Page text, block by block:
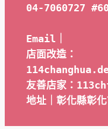
04-7060727
Email｜
店面改造：
友善店家：
地址｜彰化縣彰